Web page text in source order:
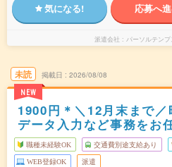
気になる! 応募へ
派遣会社 パーソルテン
未読
NEW
掲載日 2026/08/08
1900円＊＼12月末まで／
データ入力など事務をお
職種未経験OK 交通費別途支給あり
WEB登録OK 派遣